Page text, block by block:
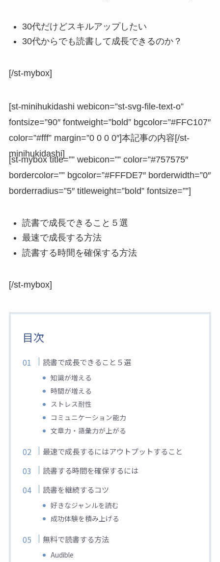
30代だけどスキルアップしたい
30代からでも読書して成長できるのか？
[/st-mybox]
[st-minihukidashi webicon=”st-svg-file-text-o”
fontsize=”90″ fontweight=”bold” bgcolor=”#FFC107″
color=”#fff” margin=”0 0 0 0″]本記事の内容[/st-
minihukidashi]
[st-mybox title=”” webicon=”” color=”#757575″
bordercolor=”” bgcolor=”#FFFDE7″ borderwidth=”0″
borderradius=”5″ titleweight=”bold” fontsize=””]
読書で成長できること５選
最速で成長する方法
読書する時間を確保する方法
[/st-mybox]
目次
読書で成長できること５選
知識が増える
時間が増える
ストレス耐性
コミュニケーション能力
文章力・語彙力が上がる
最速で成長するにはアウトプットすること
読書する時間を確保するには
読書を継続するコツ
好きなジャンルを読む
成功体験を積み上げる
無料で読書する方法
Audible